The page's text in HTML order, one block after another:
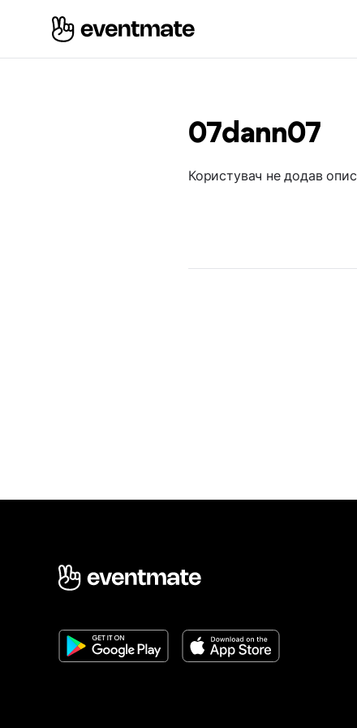
07dann07
Користувач не додав опис